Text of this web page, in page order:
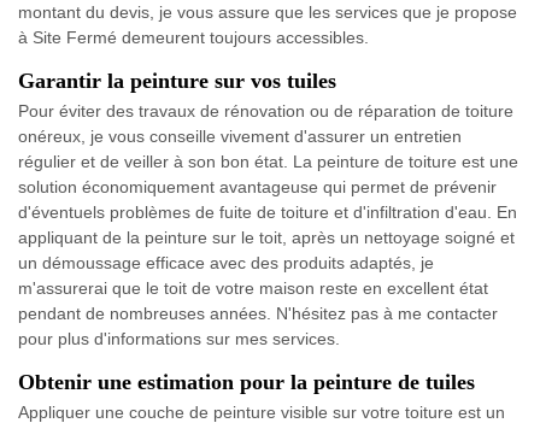
montant du devis, je vous assure que les services que je propose
à Site Fermé demeurent toujours accessibles.
Garantir la peinture sur vos tuiles
Pour éviter des travaux de rénovation ou de réparation de toiture
onéreux, je vous conseille vivement d'assurer un entretien
régulier et de veiller à son bon état. La peinture de toiture est une
solution économiquement avantageuse qui permet de prévenir
d'éventuels problèmes de fuite de toiture et d'infiltration d'eau. En
appliquant de la peinture sur le toit, après un nettoyage soigné et
un démoussage efficace avec des produits adaptés, je
m'assurerai que le toit de votre maison reste en excellent état
pendant de nombreuses années. N'hésitez pas à me contacter
pour plus d'informations sur mes services.
Obtenir une estimation pour la peinture de tuiles
Appliquer une couche de peinture visible sur votre toiture est un